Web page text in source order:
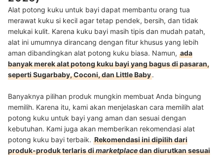
Alat potong kuku untuk bayi dapat membantu orang tua
merawat kuku si kecil agar tetap pendek, bersih, dan tidak
melukai kulit. Karena kuku bayi masih tipis dan mudah patah,
alat ini umumnya dirancang dengan fitur khusus yang lebih
aman dibandingkan alat potong kuku biasa. Namun, ada
banyak merek alat potong kuku bayi yang bagus di pasaran,
seperti Sugarbaby, Coconi, dan Little Baby.
Banyaknya pilihan produk mungkin membuat Anda bingung
memilih. Karena itu, kami akan menjelaskan cara memilih alat
potong kuku untuk bayi yang aman dan sesuai dengan
kebutuhan. Kami juga akan memberikan rekomendasi alat
potong kuku bayi terbaik. Rekomendasi ini dipilih dari
produk-produk terlaris dimarketplacedan diurutkan sesuai